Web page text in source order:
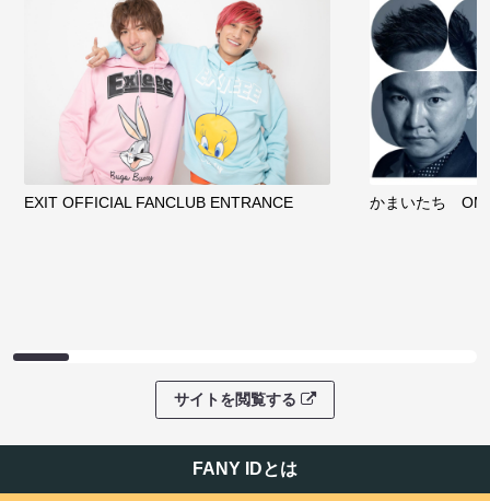
EXIT OFFICIAL FANCLUB ENTRANCE かまいたち
サイトを閲覧する
FANY IDとは